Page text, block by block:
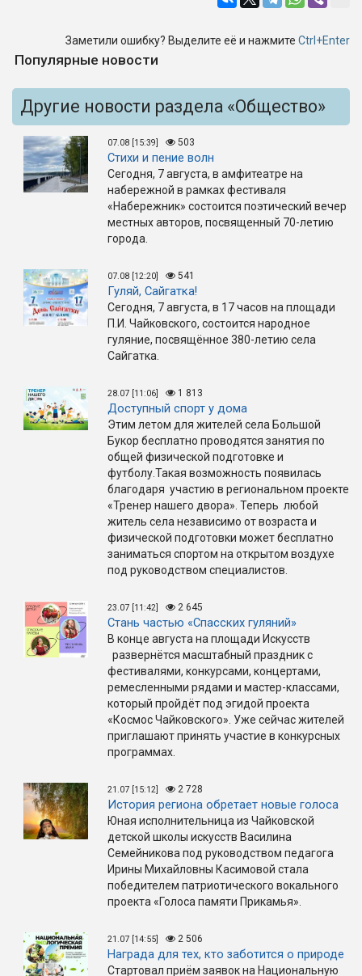
Заметили ошибку? Выделите её и нажмите Ctrl+Enter
Популярные новости
Другие новости раздела «Общество»
07.08 [15:39] 503
Стихи и пение волн
Сегодня, 7 августа, в амфитеатре на
набережной в рамках фестиваля
«Набережник» состоится поэтический вечер
местных авторов, посвященный 70-летию
города.
07.08 [12:20] 541
Гуляй, Сайгатка!
Сегодня, 7 августа, в 17 часов на площади
П.И. Чайковского, состоится народное
гуляние, посвящённое 380-летию села
Сайгатка.
28.07 [11:06] 1 813
Доступный спорт у дома
Этим летом для жителей села Большой
Букор бесплатно проводятся занятия по
общей физической подготовке и
футболу.Такая возможность появилась
благодаря участию в региональном проекте
«Тренер нашего двора». Теперь любой
житель села независимо от возраста и
физической подготовки может бесплатно
заниматься спортом на открытом воздухе
под руководством специалистов.
23.07 [11:42] 2 645
Стань частью «Спасских гуляний»
В конце августа на площади Искусств
развернётся масштабный праздник с
фестивалями, конкурсами, концертами,
ремесленными рядами и мастер-классами,
который пройдёт под эгидой проекта
«Космос Чайковского». Уже сейчас жителей
приглашают принять участие в конкурсных
программах.
21.07 [15:12] 2 728
История региона обретает новые голоса
Юная исполнительница из Чайковской
детской школы искусств Василина
Семейникова под руководством педагога
Ирины Михайловны Касимовой стала
победителем патриотического вокального
проекта «Голоса памяти Прикамья».
21.07 [14:55] 2 506
Награда для тех, кто заботится о природе
Стартовал приём заявок на Национальную